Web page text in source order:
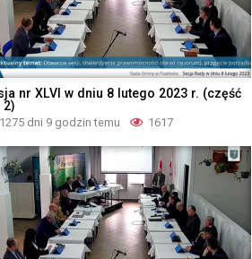
nr XLVI w dniu 8 lutego 2023 r. (część
2)
1275 dni 9 godzin temu 1617